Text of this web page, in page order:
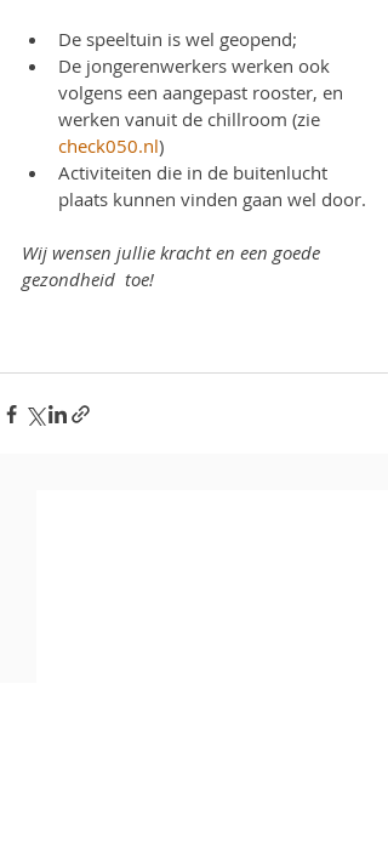
De speeltuin is wel geopend;
De jongerenwerkers werken ook
volgens een aangepast rooster, en
werken vanuit de chillroom (zie
check050.nl)
Activiteiten die in de buitenlucht
plaats kunnen vinden gaan wel door.
Wij wensen jullie kracht en een goede
gezondheid  toe!